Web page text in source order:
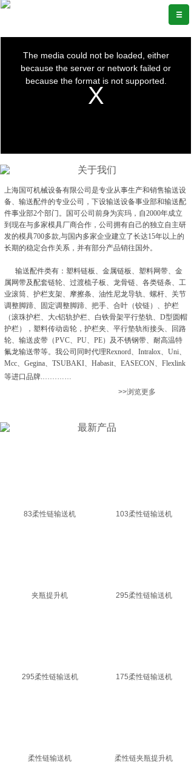
关于我们
上海国可机械设备有限公司是专业从事生产和销售输送设
备、输送配件的专业公司，下设输送设备事业部和输送配
件事业部2个部门。国可公司前身为宾玛，自2000年成立
到现在与多家模具厂商合作，公司拥有自己的独立自主研
发的模具700多款,与国内多家企业建立了长达15年以上的
长期的稳定合作关系，并有部分产品销往国外。
输送配件类有：塑料链板、金属链板、塑料网带、金
属网带及配套链轮、过渡梳子板、龙骨链、各类链条、工
业滚筒、护栏支架、摩擦条、油性尼龙导轨、螺杆、关节
调整脚蹄、固定调整脚蹄、把手、合叶（铰链）、护栏
（滚珠护栏、大c铝轨护栏、白铁骨架平行垫轨、D型圆帽
护栏），塑料传动齿轮，护栏夹、平行垫轨衔接头、回路
轮、输送皮带（PVC、PU、PE）及不锈钢带、耐高温特
氟龙输送带等。我公司同时代理Rexnord、Intralox、Uni、
Mcc、Gegina、TSUBAKI、Habasit、EASECON、Flexlink
等进口品牌.…………
>>浏览更多
最新产品
83柔性链输送机 103柔性链输送机
夹瓶提升机 295柔性链输送机
295柔性链输送机 175柔性链输送机
柔性链输送机 柔性链夹瓶提升机